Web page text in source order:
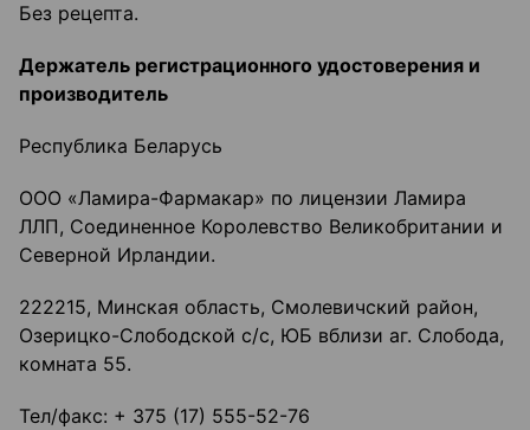
Без рецепта.
Держатель регистрационного удостоверения и
производитель
Республика Беларусь
ООО «Ламира-Фармакар» по лицензии Ламира
ЛЛП, Соединенное Королевство Великобритании и
Северной Ирландии.
222215, Минская область, Смолевичский район,
Озерицко-Слободской с/с, ЮБ вблизи аг. Слобода,
комната 55.
Тел/факс: + 375 (17) 555-52-76